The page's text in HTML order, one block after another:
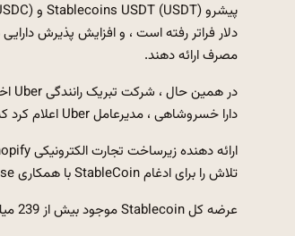
دلار فراتر رفته است ، و افزایش پذیرش
مصرف ارائه دهند.
دارا خسروشاهی ، مدیرعامل Uber اعلام کرد که Stablecoins این شرکت به عنوان ابزاری بالقوه برای معاملات بین المللی “کار” است.
تلاش را برای ادغام StableCoin با همکاری Coinbase و Strepe انجام می دهد.
عرضه کل Stablecoin موجود بیش از 239 میلیارد دلار است که همگی در 150 میلیون کیف پول نگهداری می شوند.